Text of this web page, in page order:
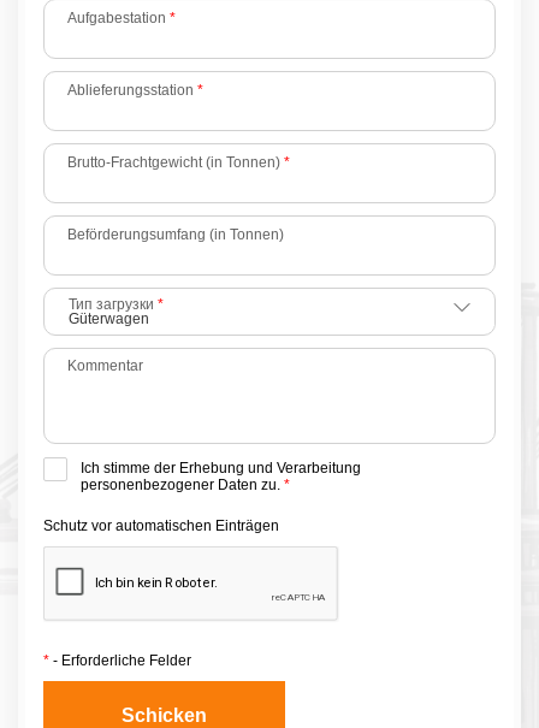
Aufgabestation *
Ablieferungsstation *
Brutto-Frachtgewicht (in Tonnen) *
Beförderungsumfang (in Tonnen)
Тип загрузки *
Güterwagen
Kommentar
Ich stimme der Erhebung und Verarbeitung
personenbezogener Daten zu. *
Schutz vor automatischen Einträgen
* - Erforderliche Felder